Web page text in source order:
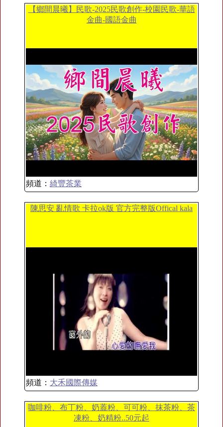
【鄉間晨曦】民歌-2025民歌創作-校園民歌-華語
金曲-國語金曲
頻道： 綺豐茶業
陳思安 亂情歌 卡拉ok版 官方完整版Offical kala
頻道： 大禾國際傳媒
咖啡粉、布丁粉、奶蓋粉、可可粉、抹茶粉、茶
凍粉、奶精粉..50元起